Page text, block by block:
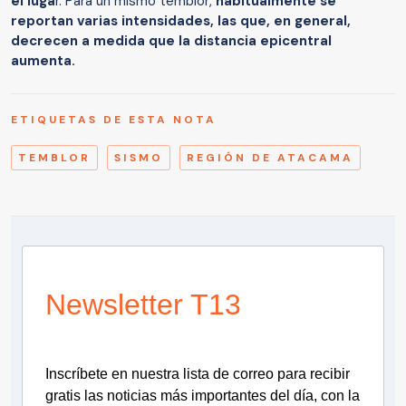
reportan varias intensidades, las que, en general,
decrecen a medida que la distancia epicentral
aumenta.
ETIQUETAS DE ESTA NOTA
TEMBLOR SISMO REGIÓN DE ATACAMA
Newsletter T13
Inscríbete en nuestra lista de correo para recibir
gratis las noticias más importantes del día, con la